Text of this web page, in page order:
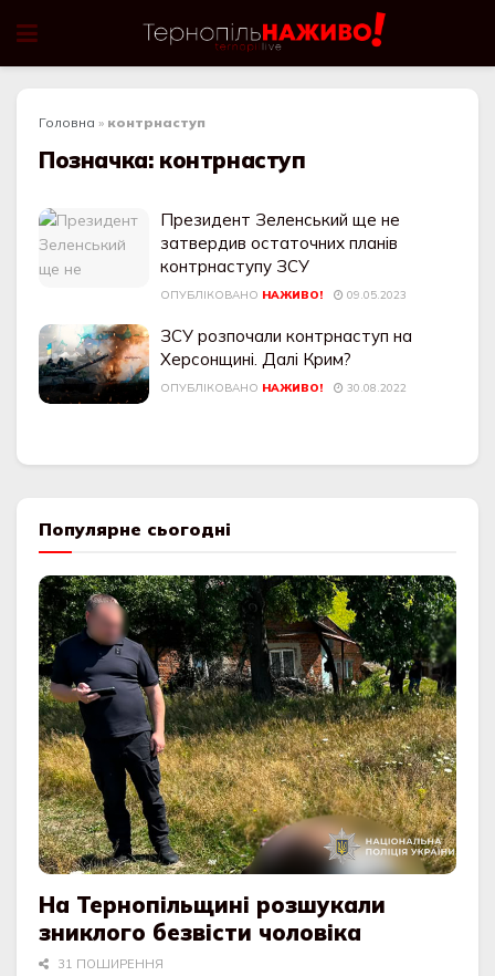
Головна » контрнаступ
Позначка: контрнаступ
Президент Зеленський ще не
затвердив остаточних планів
контрнаступу ЗСУ
ОПУБЛІКОВАНО НАЖИВО! 09.05.2023
ЗСУ розпочали контрнаступ на
Херсонщині. Далі Крим?
ОПУБЛІКОВАНО НАЖИВО! 30.08.2022
Популярне сьогодні
На Тернопільщині розшукали
зниклого безвісти чоловіка
31 ПОШИРЕННЯ